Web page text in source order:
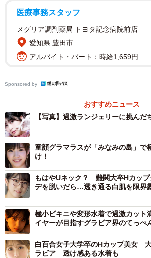
せ」のメンバーとしても活動。2024年
ビューも果たす。最新情報はX（
Instagram（chitose_Yoshino）
医療事務スタッフ
メグリア調剤薬局 トヨタ記念病院前店
愛知県 豊田市
アルバイト・パート：時給1,659円
Sponsored by
おすすめニュース
【写真】過激ランジェリーに挑んだ
童顔グラマラスが「みなみの島」で
け！
もはやUネック？ 難関大卒Hカップ
デを脱いだら…透き通る白肌を限界
極小ビキニや変形水着で過激カッ
イヤーが目指すグラビア界のてっ
白百合女子大学卒のHカップ美女
ラビア 透け感ある水着も